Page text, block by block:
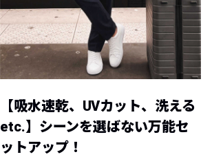
【吸水速乾、UVカット、洗える
etc.】シーンを選ばない万能セ
ットアップ！